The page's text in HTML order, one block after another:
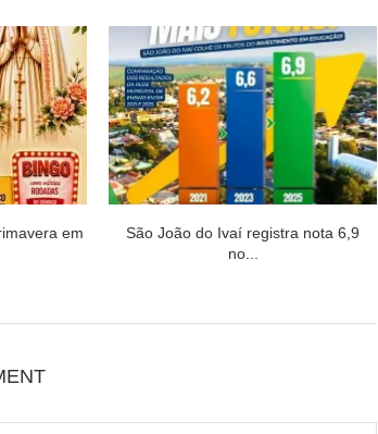
em
São João do Ivaí registra nota 6,9
no...